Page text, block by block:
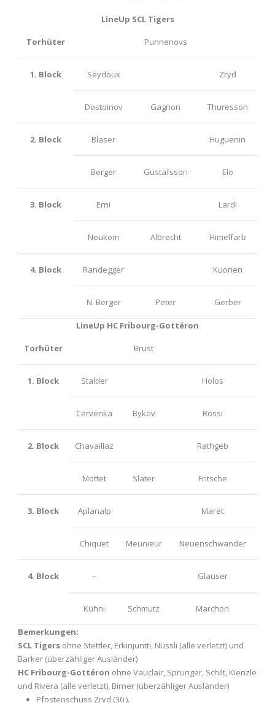
LineUp SCL Tigers
Torhüter Punnenovs
1. Block Seydoux Zryd
Dostoinov Gagnon Thuresson
2. Block Blaser Huguenin
Berger Gustafsson Elo
3. Block Erni Lardi
Neukom Albrecht Himelfarb
4. Block Randegger Kuonen
N. Berger Peter Gerber
LineUp HC Fribourg-Gottéron
Torhüter Brust
1. Block Stalder Holos
Cervenka Bykov Rossi
2. Block Chavaillaz Rathgeb
Mottet Slater Fritsche
3. Block Aplanalp Maret
Chiquet Meunieur Neuenschwander
4. Block – Glauser
Kühni Schmutz Marchon
Bemerkungen:
SCL Tigers ohne Stettler, Erkinjuntti, Nüssli (alle verletzt) und
Barker (überzähliger Ausländer)
HC Fribourg-Gottéron ohne Vauclair, Sprunger, Schilt, Kienzle
und Rivera (alle verletzt), Birner (überzähliger Ausländer)
Pfostenschuss Zryd (30.).